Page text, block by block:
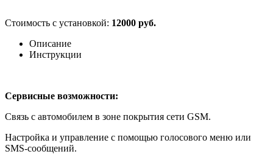
Стоимость с установкой: 12000 руб.
Описание
Инструкции
Сервисные возможности:
Связь с автомобилем в зоне покрытия сети GSM.
Настройка и управление с помощью голосового меню или
SMS-сообщений.